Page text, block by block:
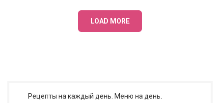
LOAD MORE
Рецепты на каждый день. Меню на день.